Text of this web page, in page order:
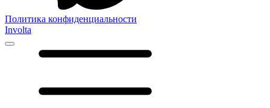
Политика конфиденциальности
Involta